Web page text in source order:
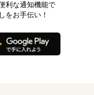
利な通知機能で
をお手伝い！